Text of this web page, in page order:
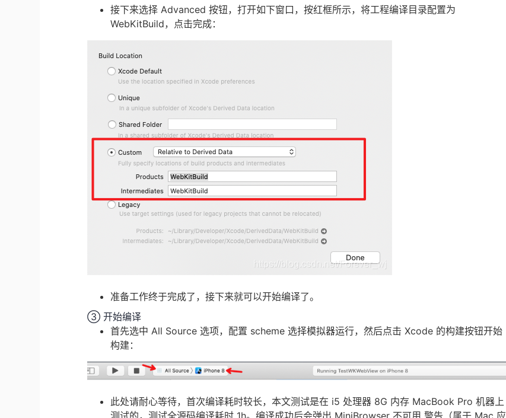
接下来选择 Advanced 按钮，打开如下窗口，按红框所示，将工程编译目录配置为
WebKitBuild，点击完成：
准备工作终于完成了，接下来就可以开始编译了。
③ 开始编译
首先选中 All Source 选项，配置 scheme 选择模拟器运行，然后点击 Xcode 的构建按钮开始
构建：
此处请耐心等待，首次编译耗时较长，本文测试是在 i5 处理器 8G 内存 MacBook Pro 机器上